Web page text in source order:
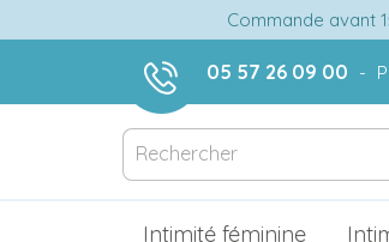
Commande avant
05 57 26 09 00 -
Intimité féminine